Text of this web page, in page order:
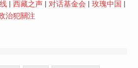
| 西藏之声| 对话基金会 玫瑰中国
治犯關注